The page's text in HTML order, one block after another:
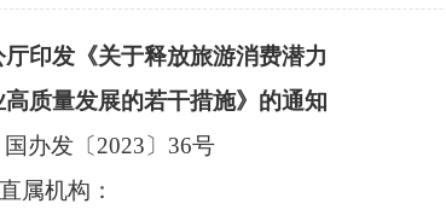
厅印发《关于释放旅游消费潜力
质量发展的若干措施》的通知
国办发〔 2023〕36号
属机构：